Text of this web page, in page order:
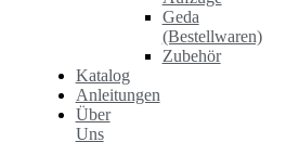
Geda
(Bestellwaren)
Zubehör
Katalog
Anleitungen
Über
Uns